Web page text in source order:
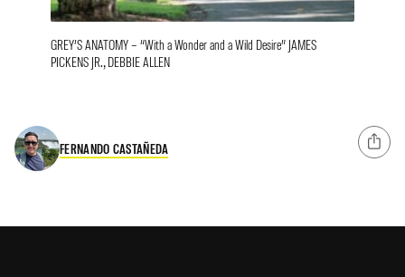
GREY’S ANATOMY – “With a Wonder and a Wild Desire” JAMES
PICKENS JR., DEBBIE ALLEN
FERNANDO CASTAÑEDA